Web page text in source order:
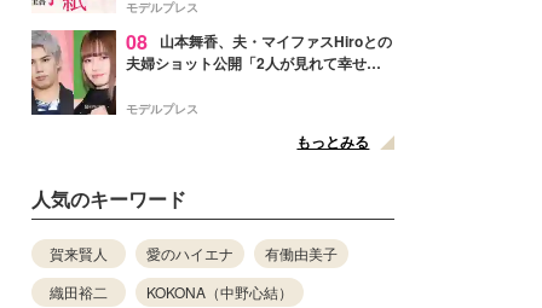
モデルプレス
08
山本舞香、夫・マイファスHiroとの
夫婦ショット公開「2人が見れて幸せ」
モデルプレス
もっとみる
人気のキーワード
賀来賢人 愛のハイエナ
有働由美子
織田裕二
KOKONA（中野心結）